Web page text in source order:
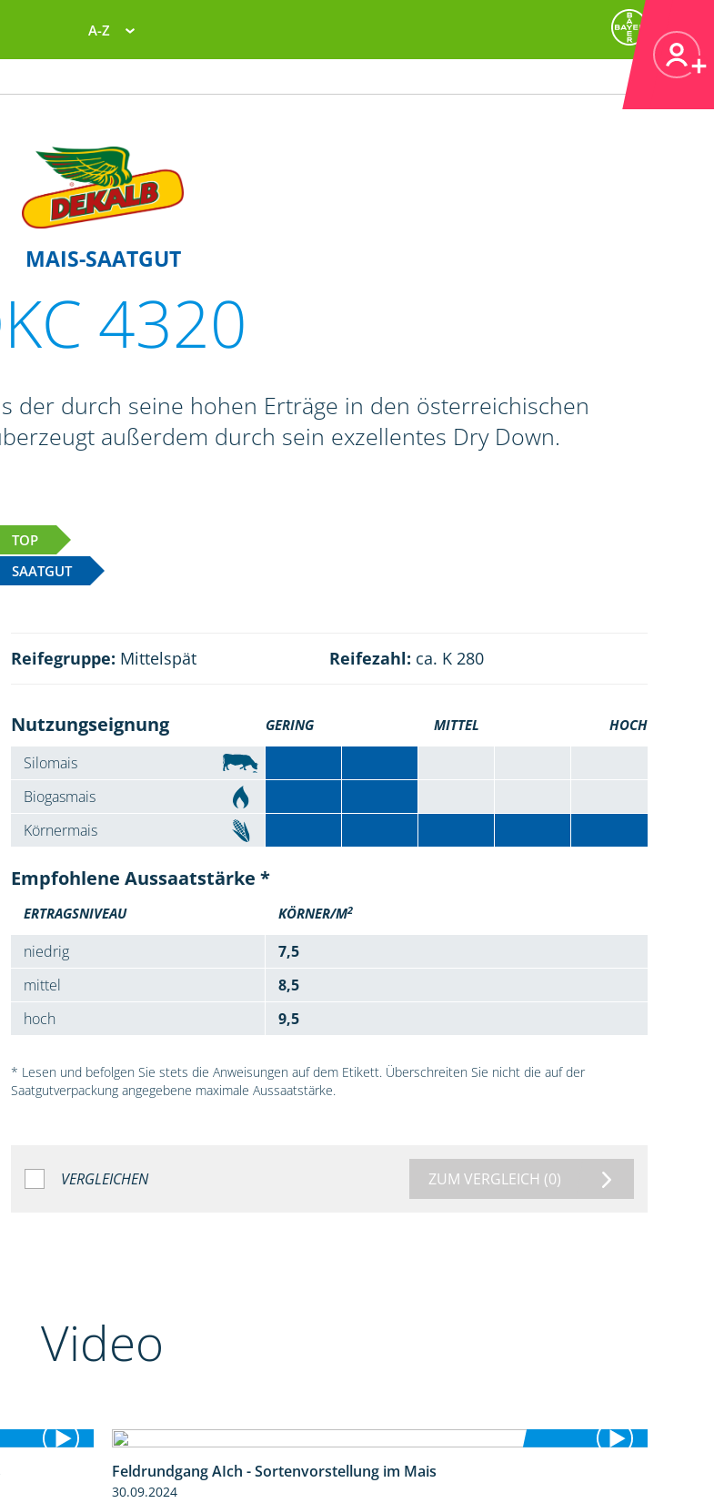
A-Z
MAIS-SAATGUT
4320
der durch seine hohen Erträge in den österreichischen
außerdem durch sein exzellentes Dry Down.
TOP
SAATGUT
Reifegruppe: Mittelspät Reifezahl: ca. K 280
Nutzungseignung GERING MITTEL HOCH
Silomais
Biogasmais
Körnermais
Empfohlene Aussaatstärke *
ERTRAGSNIVEAU KÖRNER/M2
niedrig
7,5
mittel
8,5
hoch
9,5
* Lesen und befolgen Sie stets die Anweisungen auf dem Etikett. Überschreiten Sie nicht die auf der
Saatgutverpackung angegebene maximale Aussaatstärke.
VERGLEICHEN ZUM VERGLEICH (0)
Video
Feldrundgang AIch - Sortenvorstellung im Mais
30.09.2024